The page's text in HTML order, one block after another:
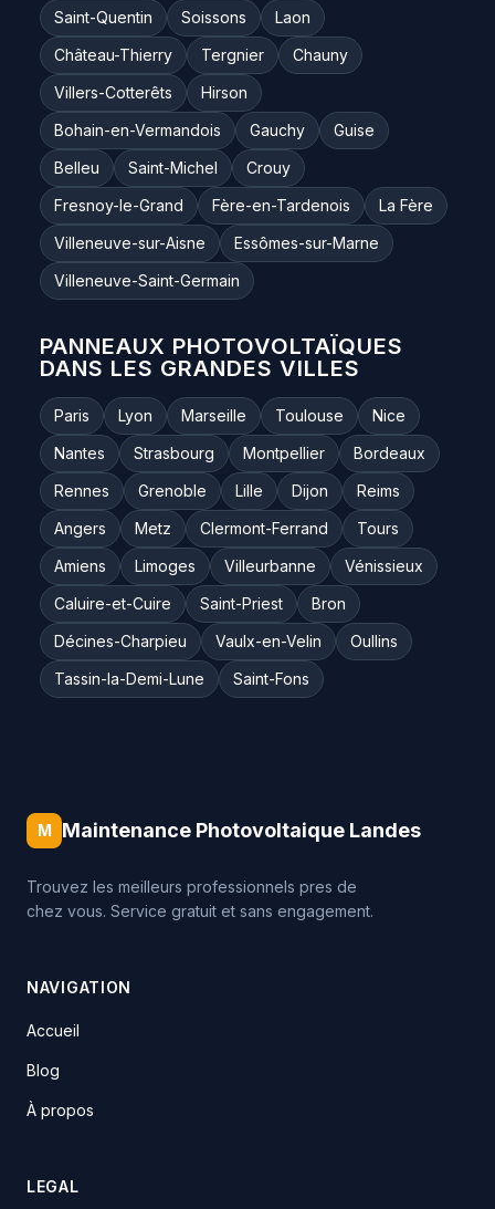
Saint-Quentin Soissons
Laon
Château-Thierry
Tergnier
Chauny
Villers-Cotterêts
Hirson
Bohain-en-Vermandois
Gauchy
Guise
Belleu
Saint-Michel
Crouy
Fresnoy-le-Grand
Fère-en-Tardenois
La Fère
Villeneuve-sur-Aisne
Essômes-sur-Marne
Villeneuve-Saint-Germain
PANNEAUX PHOTOVOLTAÏQUES
DANS LES GRANDES VILLES
Paris Lyon Marseille Toulouse
Nice
Nantes
Strasbourg Montpellier
Bordeaux
Rennes
Grenoble Lille Dijon
Reims
Angers
Metz Clermont-Ferrand
Tours
Amiens
Limoges Villeurbanne
Vénissieux
Caluire-et-Cuire
Saint-Priest
Bron
Décines-Charpieu
Vaulx-en-Velin
Oullins
Tassin-la-Demi-Lune
Saint-Fons
M Maintenance Photovoltaique Landes
Trouvez les meilleurs professionnels pres de
chez vous. Service gratuit et sans engagement.
NAVIGATION
Accueil
Blog
À propos
LEGAL